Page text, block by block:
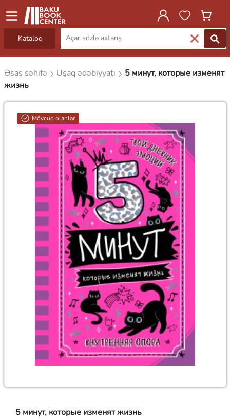
Kataloq
Əsas səhifə Uşaq ədəbiyyatı
5 минут, которые изменят
жизнь
Mövcud olanlar
5 минут, которые изменят жизнь